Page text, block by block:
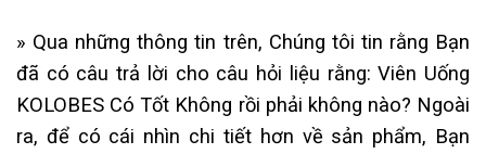
» Qua những thông tin trên, Chúng tôi tin rằng Bạn
đã có câu trả lời cho câu hỏi liệu rằng: Viên Uống
KOLOBES Có Tốt Không rồi phải không nào? Ngoài
ra, để có cái nhìn chi tiết hơn về sản phẩm, Bạn